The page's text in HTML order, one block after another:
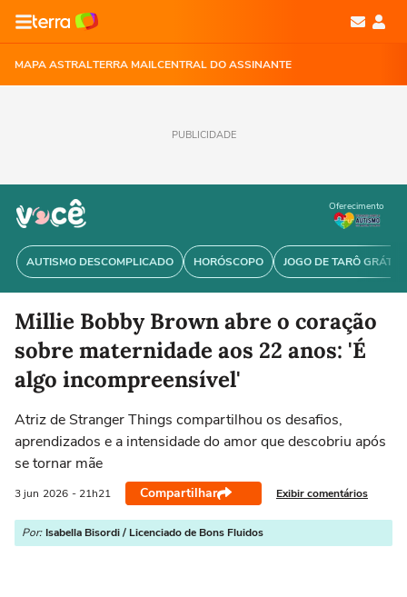
MAPA ASTRALTERRA MAILCENTRAL DO ASSINANTE
PUBLICIDADE
AUTISMO DESCOMPLICADO HORÓSCOPO JOGO DE TARÔ GRÁTIS
Oferecimento
Millie Bobby Brown abre o coração
sobre maternidade aos 22 anos: 'É
algo incompreensível'
Atriz de Stranger Things compartilhou os desafios,
aprendizados e a intensidade do amor que descobriu após
se tornar mãe
3 jun 2026 - 21h21 Compartilhar Exibir comentários
Por: Isabella Bisordi / Licenciado de Bons Fluidos